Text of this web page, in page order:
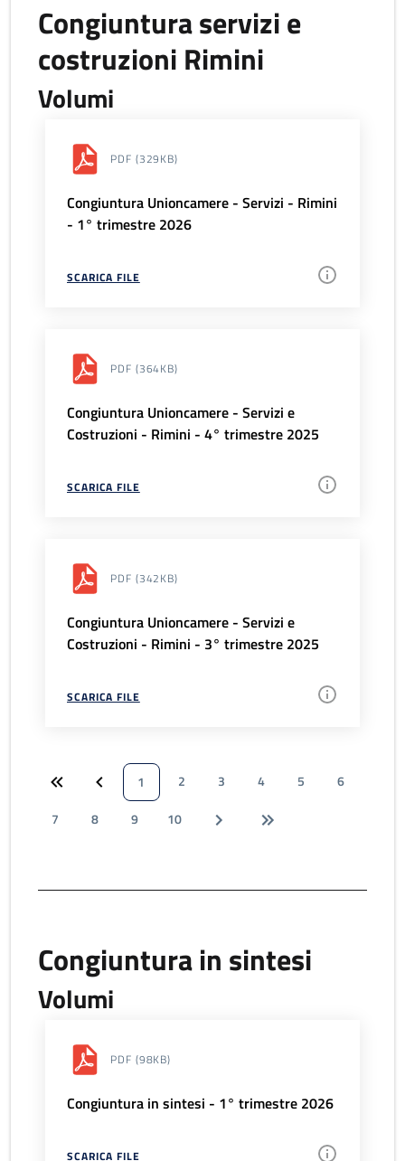
Congiuntura servizi e
costruzioni Rimini
Volumi
PDF (329KB)
Congiuntura Unioncamere - Servizi - Rimini
- 1° trimestre 2026
SCARICA FILE
PDF (364KB)
Congiuntura Unioncamere - Servizi e
Costruzioni - Rimini - 4° trimestre 2025
SCARICA FILE
PDF (342KB)
Congiuntura Unioncamere - Servizi e
Costruzioni - Rimini - 3° trimestre 2025
SCARICA FILE
1 2 3 4 5
6
7
8 9 10
Congiuntura in sintesi
Volumi
PDF (98KB)
Congiuntura in sintesi - 1° trimestre 2026
SCARICA FILE